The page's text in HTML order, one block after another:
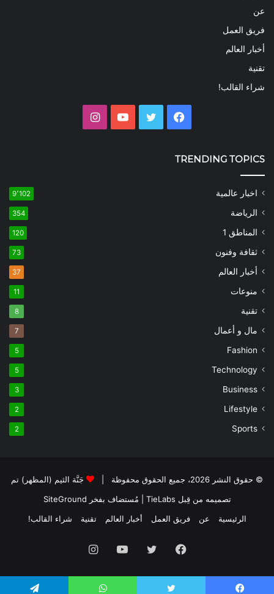
عن
فريق العمل
أخبار العالم
تقنية
شراء القالب!
فيسبوك تويتر يوتيوب
TRENDING TOPICS
اخبار عالمية 9٬102
الرياضة 354
المناطق 1 120
ثقافة وفنون 73
أخبار العالم 37
منوعات 11
تقنية 8
مال و أعمال 7
Fashion
5
Technology
5
Business
3
Lifestyle
2
Sports
2
© حقوق النشر 2026، جميع الحقوق محفوظة |
جَنَّة الثيم (المظهر) تم
تصميمه من قِبل TieLabs
| مُستضاف بفخر SiteGround
الرئيسية
عن فريق العمل أخبار العالم تقنية شراء القالب!
فيسبوك تويتر يوتيوب